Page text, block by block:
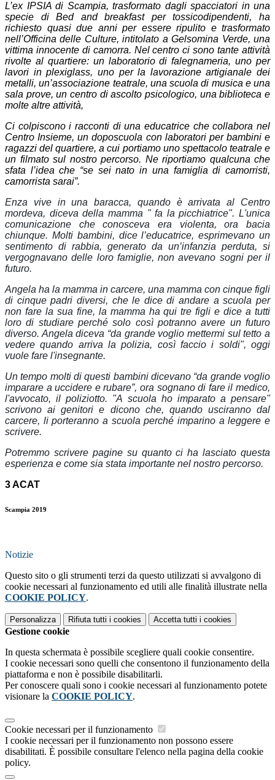
L’ex IPSIA di Scampia, trasformato dagli spacciatori in una
specie di Bed and breakfast per tossicodipendenti, ha
richiesto quasi due anni per essere ripulito e trasformato
nell’Officina delle Culture, intitolato a Gelsomina Verde, una
vittima innocente di camorra. Nel centro ci sono tante attività
rivolte al quartiere: un laboratorio di falegnameria, uno per
lavori in plexiglass, uno per la lavorazione artigianale dei
metalli, un’associazione teatrale, una scuola di musica e una
sala prove, un centro di ascolto psicologico, una biblioteca e
molte altre attività,
Ci colpiscono i racconti di una educatrice che collabora nel
Centro Insieme, un doposcuola con laboratori per bambini e
ragazzi del quartiere, a cui portiamo uno spettacolo teatrale e
un filmato sul nostro percorso. Ne riportiamo qualcuna che
sfata l’idea che “se sei nato in una famiglia di camorristi,
camorrista sarai”.
Enza vive in una baracca, quando è arrivata al Centro
mordeva, diceva della mamma " fa la picchiatrice". L'unica
comunicazione che conosceva era violenta, ora bacia
chiunque. Molti bambini, dice l’educatrice, esprimevano un
sentimento di rabbia, generato da un’infanzia perduta, si
vergognavano delle loro famiglie, non avevano sogni per il
futuro.
Angela ha la mamma in carcere, una mamma con cinque figli
di cinque padri diversi, che le dice di andare a scuola per
non fare la sua fine, la mamma ha qui tre figli e dice a tutti
loro di studiare perché solo così potranno avere un futuro
diverso. Angela diceva “da grande voglio mettermi sul tetto a
vedere quando arriva la polizia, così faccio i soldi", oggi
vuole fare l'insegnante.
Un tempo molti di questi bambini dicevano “da grande voglio
imparare a uccidere e rubare”, ora sognano di fare il medico,
l'avvocato, il poliziotto. "A scuola ho imparato a pensare"
scrivono ai genitori e dicono che, quando usciranno dal
carcere, li porteranno a scuola perché imparino a leggere e
scrivere.
Potremmo scrivere pagine su quanto ci ha lasciato questa
esperienza e come sia stata importante nel nostro percorso.
3 ACAT
Scampia 2019
Notizie
Questo sito o gli strumenti terzi da questo utilizzati si avvalgono di
cookie necessari al funzionamento ed utili alle finalità illustrate nella
COOKIE POLICY.
Personalizza Rifiuta tutti i cookies Accetta tutti i cookies
Gestione cookie
In questa schermata è possibile scegliere quali cookie consentire.
I cookie necessari sono quelli che consentono il funzionamento della
piattaforma e non è possibile disabilitarli.
Per conoscere quali sono i cookie necessari al funzionamento potete
visionare la COOKIE POLICY.
Cookie necessari per il funzionamento
I cookie necessari per il funzionamento non possono essere
disabilitati. È possibile consultare l'elenco nella pagina della cookie
policy.